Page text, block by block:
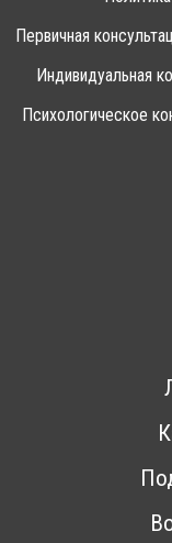
Первичная
Индивидуальная
Психологическое